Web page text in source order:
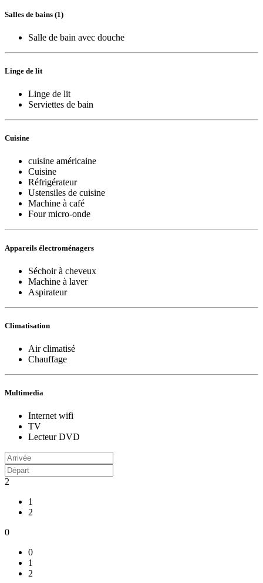
Salles de bains (1)
Salle de bain avec douche
Linge de lit
Linge de lit
Serviettes de bain
Cuisine
cuisine américaine
Cuisine
Réfrigérateur
Ustensiles de cuisine
Machine à café
Four micro-onde
Appareils électroménagers
Séchoir à cheveux
Machine à laver
Aspirateur
Climatisation
Air climatisé
Chauffage
Multimedia
Internet wifi
TV
Lecteur DVD
2
1
2
0
0
1
2